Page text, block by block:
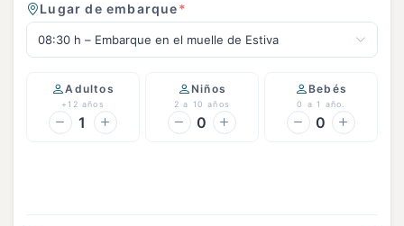
Lugar de embarque*
08:30 h – Embarque en el muelle de Estiva
Adultos
+12 años
1
Niños
2 a 10 años
0
Bebés
0 a 1 año.
0